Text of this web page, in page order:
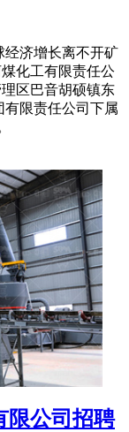
经济增长离不开矿
化工有限责任公
区巴音胡硕镇东
有限责任公司下属
限公司招聘